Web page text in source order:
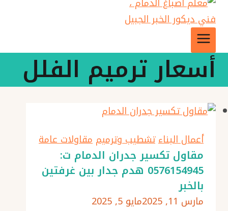
أسعار ترميم الفلل
أعمال البناءتشطيب وترميم مقاولات عامة
مقاول تكسير جدران الدمام ت:
0576154945 هدم جدار بين غرفتين
بالخبر
مارس 11, 2025
مايو 5, 2025